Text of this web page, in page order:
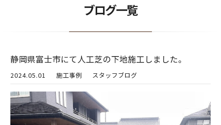
ブログ一覧
静岡県富士市にて人工芝の下地施工しました。
2024.05.01 施工事例 スタッフブログ